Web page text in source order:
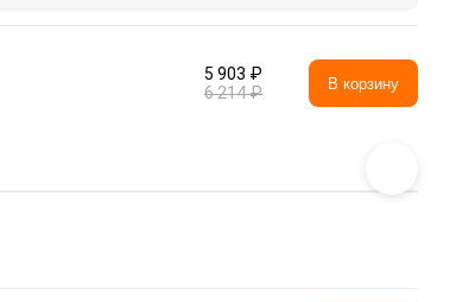
5 903 ₽
6 214 ₽
В корзину